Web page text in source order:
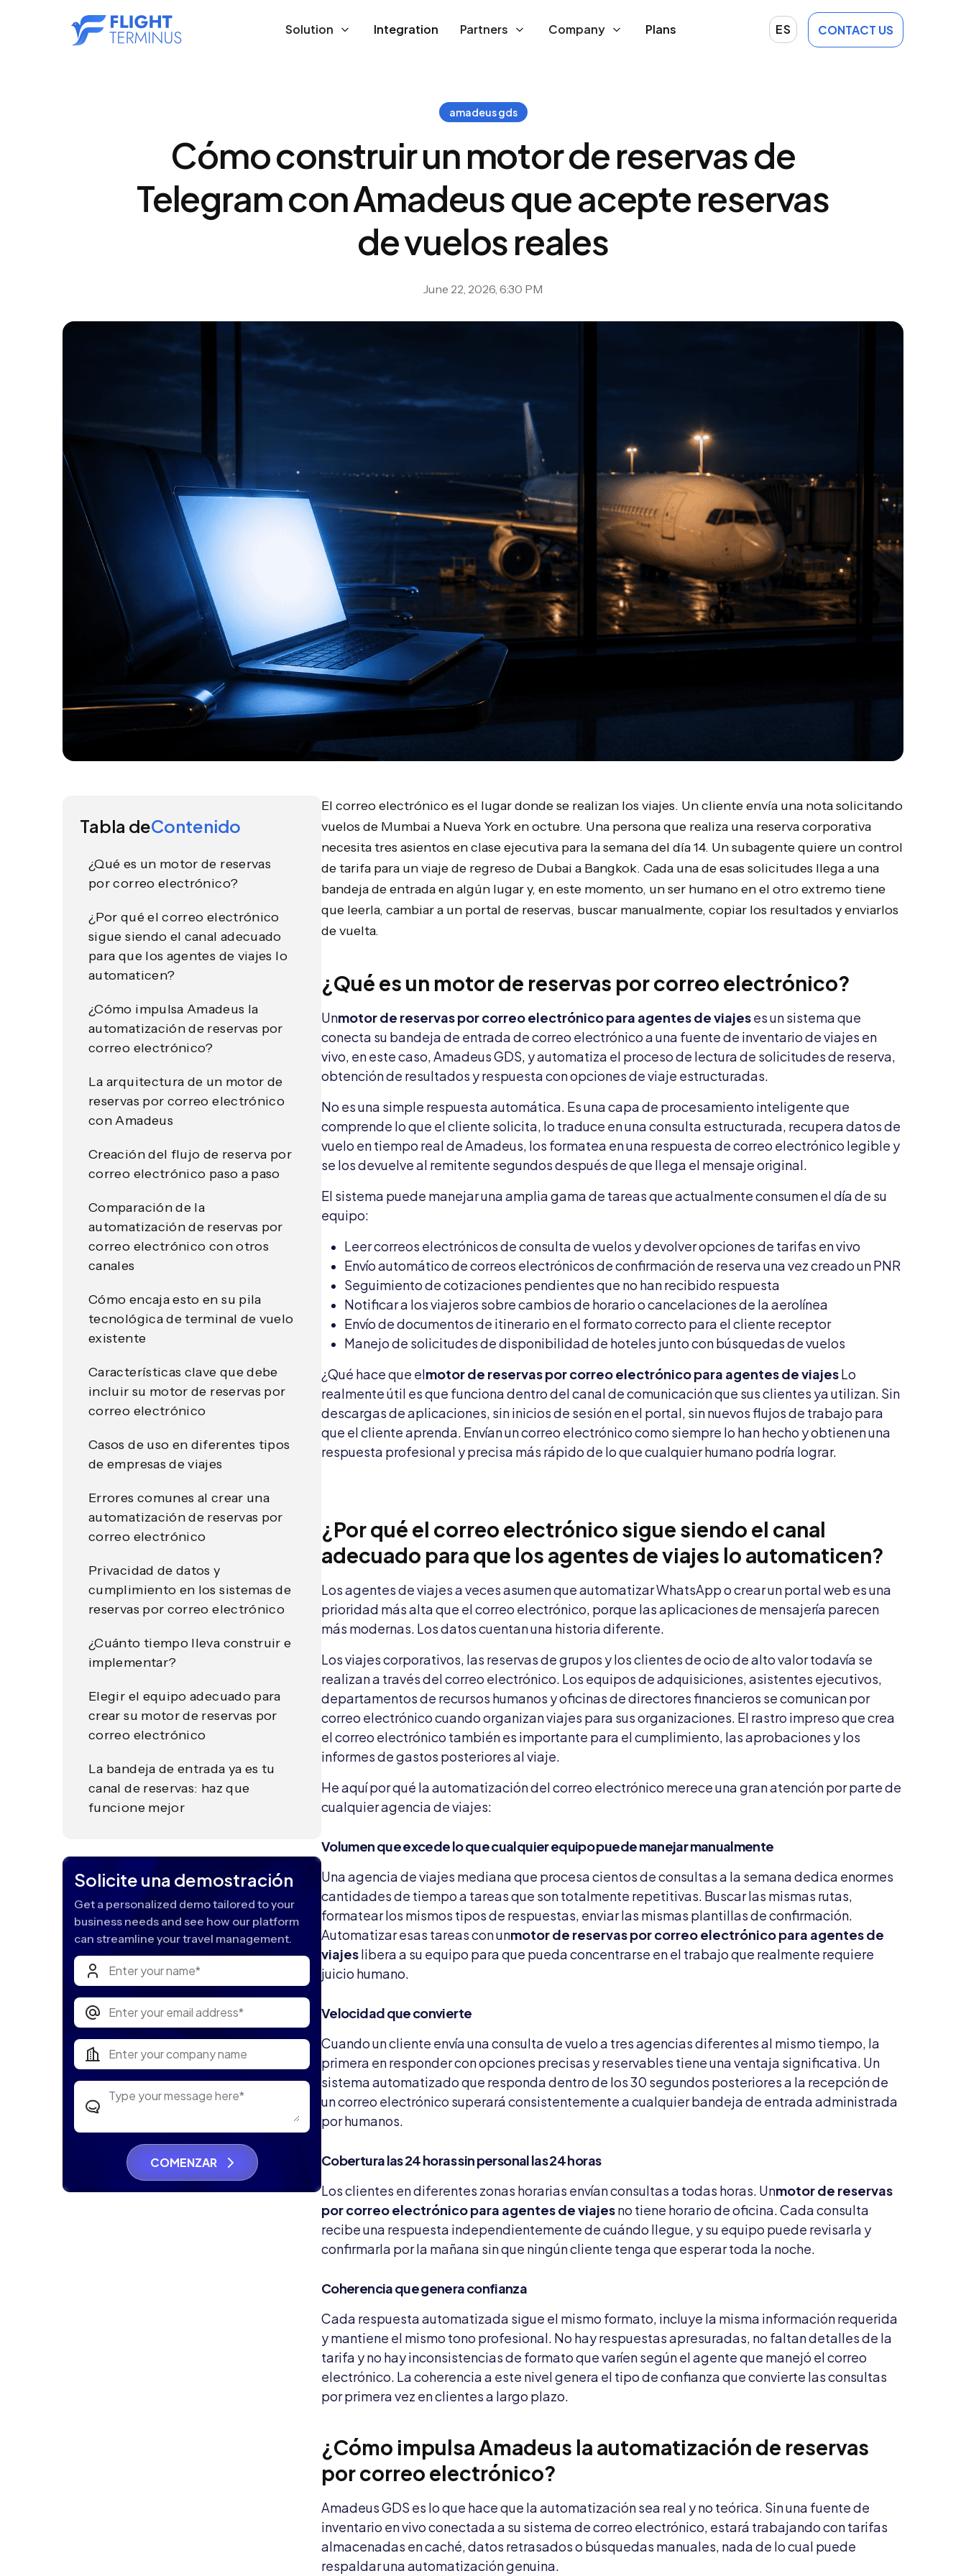
Solution Integration Partners Company Plans ES CONTACT US
amadeus gds
Cómo construir un motor de reservas de
Telegram con Amadeus que acepte reservas
de vuelos reales
June 22, 2026, 6:30 PM
Tabla deContenido
¿Qué es un motor de reservas
por correo electrónico?
¿Por qué el correo electrónico
sigue siendo el canal adecuado
para que los agentes de viajes lo
automaticen?
¿Cómo impulsa Amadeus la
automatización de reservas por
correo electrónico?
La arquitectura de un motor de
reservas por correo electrónico
con Amadeus
Creación del flujo de reserva por
correo electrónico paso a paso
Comparación de la
automatización de reservas por
correo electrónico con otros
canales
Cómo encaja esto en su pila
tecnológica de terminal de vuelo
existente
Características clave que debe
incluir su motor de reservas por
correo electrónico
Casos de uso en diferentes tipos
de empresas de viajes
Errores comunes al crear una
automatización de reservas por
correo electrónico
Privacidad de datos y
cumplimiento en los sistemas de
reservas por correo electrónico
¿Cuánto tiempo lleva construir e
implementar?
Elegir el equipo adecuado para
crear su motor de reservas por
correo electrónico
La bandeja de entrada ya es tu
canal de reservas: haz que
funcione mejor
Solicite una demostración
Get a personalized demo tailored to your
business needs and see how our platform
can streamline your travel management.
COMENZAR
El correo electrónico es el lugar donde se realizan los viajes. Un cliente envía una nota solicitando
vuelos de Mumbai a Nueva York en octubre. Una persona que realiza una reserva corporativa
necesita tres asientos en clase ejecutiva para la semana del día 14. Un subagente quiere un control
de tarifa para un viaje de regreso de Dubai a Bangkok. Cada una de esas solicitudes llega a una
bandeja de entrada en algún lugar y, en este momento, un ser humano en el otro extremo tiene
que leerla, cambiar a un portal de reservas, buscar manualmente, copiar los resultados y enviarlos
de vuelta.
¿Qué es un motor de reservas por correo electrónico?
Unmotor de reservas por correo electrónico para agentes de viajeses un sistema que
conecta su bandeja de entrada de correo electrónico a una fuente de inventario de viajes en
vivo, en este caso, Amadeus GDS, y automatiza el proceso de lectura de solicitudes de reserva,
obtención de resultados y respuesta con opciones de viaje estructuradas.
No es una simple respuesta automática. Es una capa de procesamiento inteligente que
comprende lo que el cliente solicita, lo traduce en una consulta estructurada, recupera datos de
vuelo en tiempo real de Amadeus, los formatea en una respuesta de correo electrónico legible y
se los devuelve al remitente segundos después de que llega el mensaje original.
El sistema puede manejar una amplia gama de tareas que actualmente consumen el día de su
equipo:
Leer correos electrónicos de consulta de vuelos y devolver opciones de tarifas en vivo
Envío automático de correos electrónicos de confirmación de reserva una vez creado un PNR
Seguimiento de cotizaciones pendientes que no han recibido respuesta
Notificar a los viajeros sobre cambios de horario o cancelaciones de la aerolínea
Envío de documentos de itinerario en el formato correcto para el cliente receptor
Manejo de solicitudes de disponibilidad de hoteles junto con búsquedas de vuelos
¿Qué hace que elmotor de reservas por correo electrónico para agentes de viajesLo
realmente útil es que funciona dentro del canal de comunicación que sus clientes ya utilizan. Sin
descargas de aplicaciones, sin inicios de sesión en el portal, sin nuevos flujos de trabajo para
que el cliente aprenda. Envían un correo electrónico como siempre lo han hecho y obtienen una
respuesta profesional y precisa más rápido de lo que cualquier humano podría lograr.
¿Por qué el correo electrónico sigue siendo el canal
adecuado para que los agentes de viajes lo automaticen?
Los agentes de viajes a veces asumen que automatizar WhatsApp o crear un portal web es una
prioridad más alta que el correo electrónico, porque las aplicaciones de mensajería parecen
más modernas. Los datos cuentan una historia diferente.
Los viajes corporativos, las reservas de grupos y los clientes de ocio de alto valor todavía se
realizan a través del correo electrónico. Los equipos de adquisiciones, asistentes ejecutivos,
departamentos de recursos humanos y oficinas de directores financieros se comunican por
correo electrónico cuando organizan viajes para sus organizaciones. El rastro impreso que crea
el correo electrónico también es importante para el cumplimiento, las aprobaciones y los
informes de gastos posteriores al viaje.
He aquí por qué la automatización del correo electrónico merece una gran atención por parte de
cualquier agencia de viajes:
Volumen que excede lo que cualquier equipo puede manejar manualmente
Una agencia de viajes mediana que procesa cientos de consultas a la semana dedica enormes
cantidades de tiempo a tareas que son totalmente repetitivas. Buscar las mismas rutas,
formatear los mismos tipos de respuestas, enviar las mismas plantillas de confirmación.
Automatizar esas tareas con unmotor de reservas por correo electrónico para agentes de
viajeslibera a su equipo para que pueda concentrarse en el trabajo que realmente requiere
juicio humano.
Velocidad que convierte
Cuando un cliente envía una consulta de vuelo a tres agencias diferentes al mismo tiempo, la
primera en responder con opciones precisas y reservables tiene una ventaja significativa. Un
sistema automatizado que responda dentro de los 30 segundos posteriores a la recepción de
un correo electrónico superará consistentemente a cualquier bandeja de entrada administrada
por humanos.
Cobertura las 24 horas sin personal las 24 horas
Los clientes en diferentes zonas horarias envían consultas a todas horas. Unmotor de reservas
por correo electrónico para agentes de viajesno tiene horario de oficina. Cada consulta
recibe una respuesta independientemente de cuándo llegue, y su equipo puede revisarla y
confirmarla por la mañana sin que ningún cliente tenga que esperar toda la noche.
Coherencia que genera confianza
Cada respuesta automatizada sigue el mismo formato, incluye la misma información requerida
y mantiene el mismo tono profesional. No hay respuestas apresuradas, no faltan detalles de la
tarifa y no hay inconsistencias de formato que varíen según el agente que manejó el correo
electrónico. La coherencia a este nivel genera el tipo de confianza que convierte las consultas
por primera vez en clientes a largo plazo.
¿Cómo impulsa Amadeus la automatización de reservas
por correo electrónico?
Amadeus GDS es lo que hace que la automatización sea real y no teórica. Sin una fuente de
inventario en vivo conectada a su sistema de correo electrónico, estará trabajando con tarifas
almacenadas en caché, datos retrasados ​​o búsquedas manuales, nada de lo cual puede
respaldar una automatización genuina.